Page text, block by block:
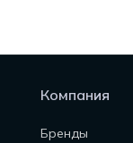
Компания
Бренды